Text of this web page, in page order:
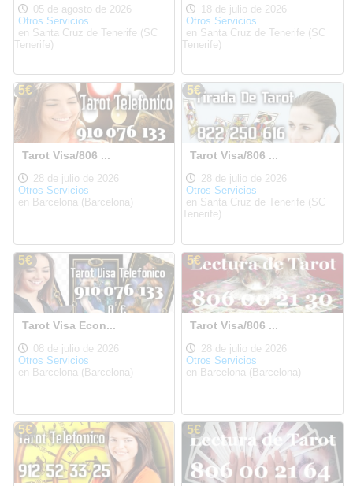
05 de agosto de 2026
Otros Servicios
en Santa Cruz de Tenerife (SC
Tenerife)
18 de julio de 2026
Otros Servicios
en Santa Cruz de Tenerife (SC
Tenerife)
5€
Tarot Visa/806 ...
28 de julio de 2026
Otros Servicios
en Barcelona (Barcelona)
5€
Tarot Visa/806 ...
28 de julio de 2026
Otros Servicios
en Santa Cruz de Tenerife (SC
Tenerife)
5€
Tarot Visa Econ...
08 de julio de 2026
Otros Servicios
en Barcelona (Barcelona)
5€
Tarot Visa/806 ...
28 de julio de 2026
Otros Servicios
en Barcelona (Barcelona)
5€ 5€